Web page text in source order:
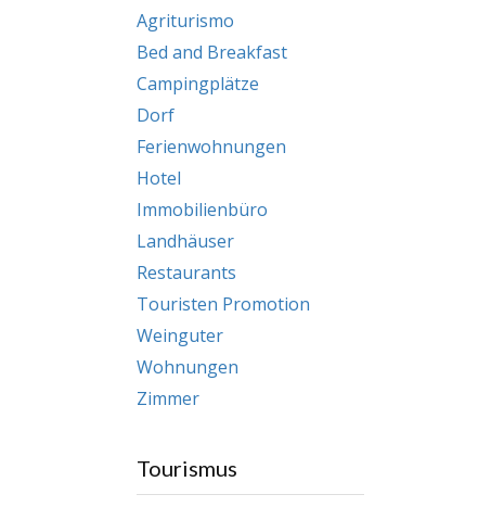
Agriturismo
Bed and Breakfast
Campingplätze
Dorf
Ferienwohnungen
Hotel
Immobilienbüro
Landhäuser
Restaurants
Touristen Promotion
Weinguter
Wohnungen
Zimmer
Tourismus